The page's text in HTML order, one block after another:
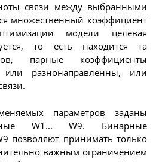
связи между выбранными
множественный коэффициент
модели целевая
то есть находится та
парные коэффициенты
или разнонаправленны, или
параметров заданы
W1... W9. Бинарные
позволяют принимать только
важным ограничением